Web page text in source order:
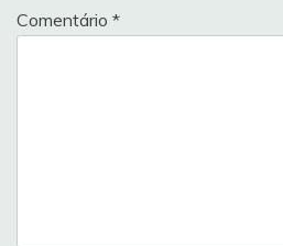
Comentário *